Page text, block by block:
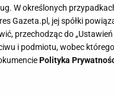
W określonych
Gazeta.pl, jej spółki
przechodząc do
i podmiotu, wobec
Polityka